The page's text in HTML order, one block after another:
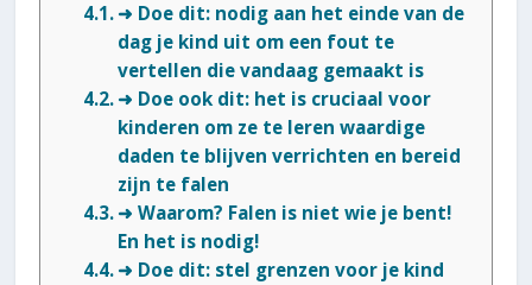
➜ Doe dit: nodig aan het einde van de
dag je kind uit om een fout te
vertellen die vandaag gemaakt is
➜ Doe ook dit: het is cruciaal voor
kinderen om ze te leren waardige
daden te blijven verrichten en bereid
zijn te falen
➜ Waarom? Falen is niet wie je bent!
En het is nodig!
➜ Doe dit: stel grenzen voor je kind